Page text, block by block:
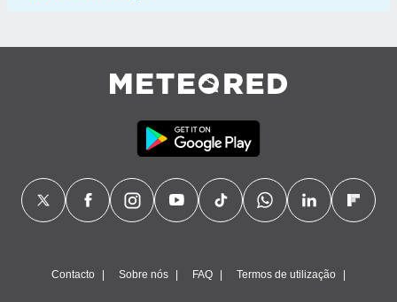
Contacto Sobre nós FAQ Termos de utilização